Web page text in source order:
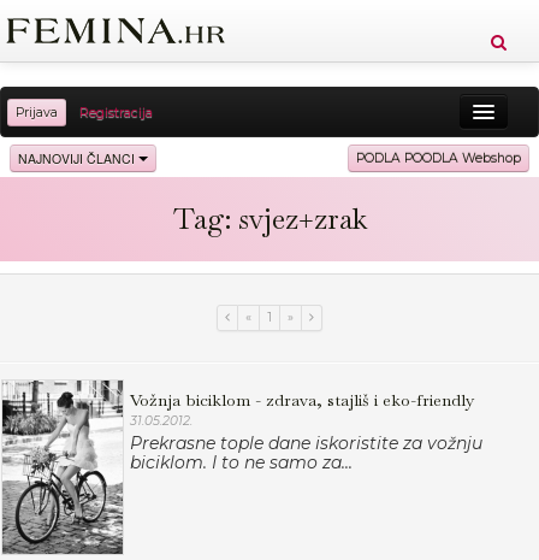
Prijava Registracija
Sreća Zdravlje Vitkost
Ljubav Relax Putovanja
NAJNOVIJI ČLANCI PODLA POODLA Webshop
Tag: svjez+zrak
« 1 »
Vožnja biciklom - zdrava, stajliš i eko-friendly
31.05.2012.
Prekrasne tople dane iskoristite za vožnju
biciklom. I to ne samo za...